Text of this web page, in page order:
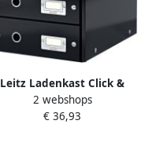
Leitz Ladenkast Click &
Store WOW 3 laden
gerecycled karton zwart
2 webshops
€ 36,93